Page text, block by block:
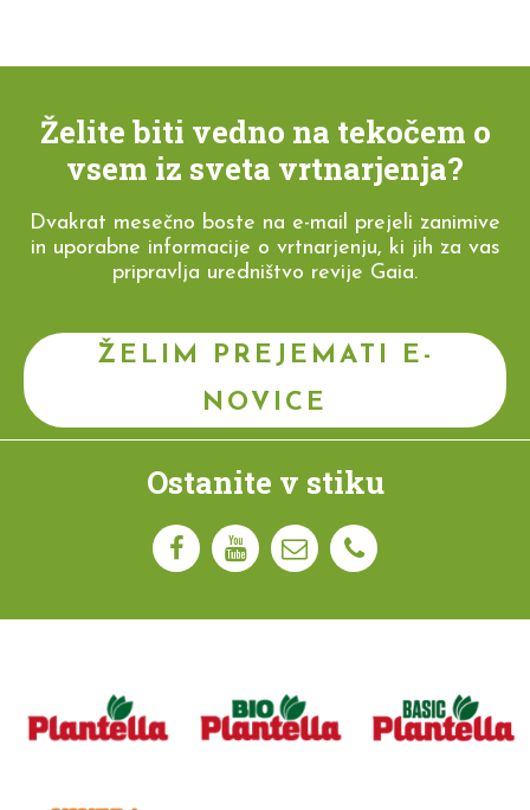
Želite biti vedno na tekočem o
vsem iz sveta vrtnarjenja?
Dvakrat mesečno boste na e-mail prejeli zanimive
in uporabne informacije o vrtnarjenju, ki jih za vas
pripravlja uredništvo revije Gaia.
ŽELIM PREJEMATI E-
NOVICE
Ostanite v stiku